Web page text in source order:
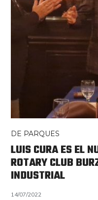
DE PARQUES
LUIS CURA ES EL
ROTARY CLUB
INDUSTRIAL
14/07/2022